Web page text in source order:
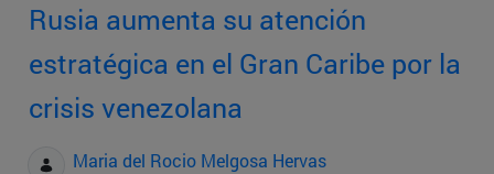
Rusia aumenta su atención
estratégica en el Gran Caribe por la
crisis venezolana
Maria del Rocio Melgosa Hervas